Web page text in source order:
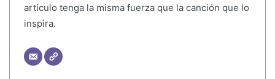
artículo tenga la misma fuerza que la canción que lo
inspira.